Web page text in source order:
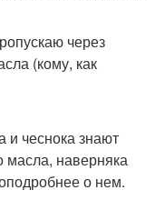
через
(кому, как
и чеснока знают
масла, наверняка
о нем.